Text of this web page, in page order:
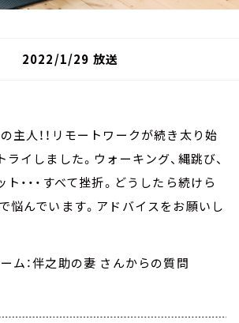
2022/1/29 放送
主人！！リモートワークが続き太り始
ライしました。ウォーキング、縄跳び、
・・・すべて挫折。どうしたら続けら
悩んでいます。アドバイスをお願いし
ム：伴之助の妻 さんからの質問